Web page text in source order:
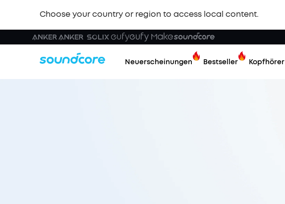
Choose your country or region to access local content.
Neuerscheinungen Bestseller Kopfhörer